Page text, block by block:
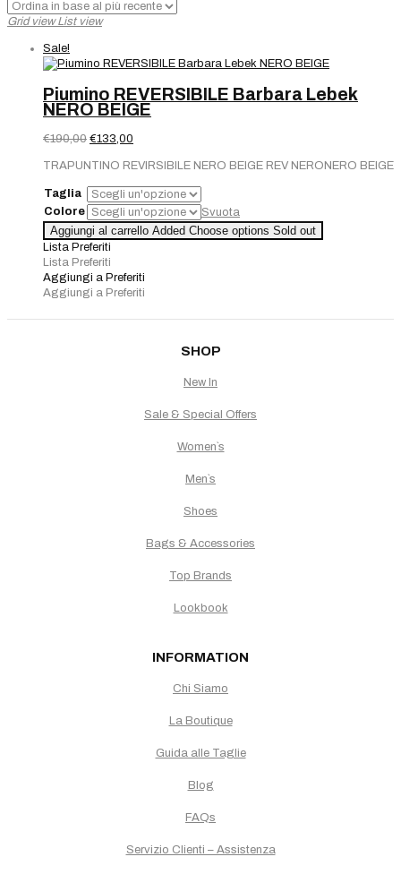
Grid view List view
Sale!
Piumino REVERSIBILE Barbara Lebek
NERO BEIGE
€190,00 Il
originale
€190,00.
€133,00
attuale
€133,00.
TRAPUNTINO REVIRSIBILE NERO BEIGE REV NERONERO BEIGE
Taglia
Colore
Svuota
Aggiungi al carrello Added Choose options Sold out
Lista Preferiti
Lista Preferiti
Aggiungi a Preferiti
Aggiungi a Preferiti
SHOP
New In
Sale & Special Offers
Women`s
Men`s
Shoes
Bags & Accessories
Top Brands
Lookbook
INFORMATION
Chi Siamo
La Boutique
Guida alle Taglie
Blog
FAQs
Servizio Clienti – Assistenza